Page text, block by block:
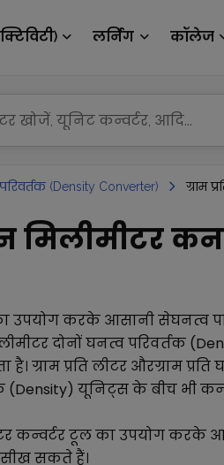
लर्निंग कॉलेज
(Density Converter) ग्राम
मिलीमीटर
उपयोग करके आसानी सेघनत्व
दोनोंघनत्व परिवर्तक
है। ग्राम प्रति लीटर औरग्राम
(Density) यूनिट्स के बीच भी
कन्वर्टर टूल का उपयोग करके
सीख सकते हैं।